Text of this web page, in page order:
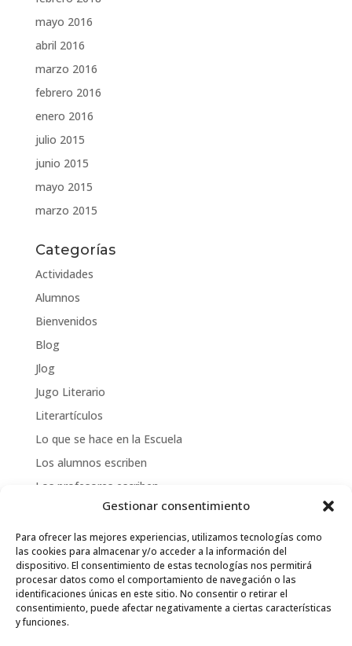
Gestionar consentimiento
Para ofrecer las mejores experiencias, utilizamos tecnologías como
las cookies para almacenar y/o acceder a la información del
dispositivo. El consentimiento de estas tecnologías nos permitirá
procesar datos como el comportamiento de navegación o las
identificaciones únicas en este sitio. No consentir o retirar el
consentimiento, puede afectar negativamente a ciertas características
y funciones.
mayo 2016
abril 2016
marzo 2016
febrero 2016
enero 2016
julio 2015
junio 2015
mayo 2015
marzo 2015
Categorías
Actividades
Alumnos
Bienvenidos
Blog
Jlog
Jugo Literario
Literartículos
Lo que se hace en la Escuela
Los alumnos escriben
Los profesores escriben
Otros servicios
Publicaciones de la Escuela
Publicaciones de los alumnos